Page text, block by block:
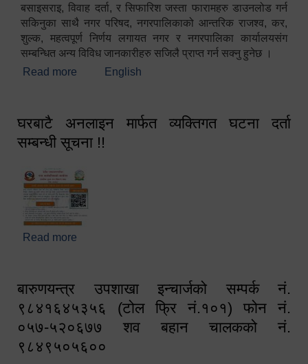
बसाइसराइ, विवाह दर्ता, र सिफारिश जस्ता फारामहरु डाउनलोड गर्न
सकिनुका साथै नगर परिषद, नगरपालिकाको आन्तरिक राजश्व, कर,
शुल्क, महत्वपूर्ण निर्णय लगायत नगर र नगरपालिका कार्यालयसंग
सम्बन्धित अन्य विविध जानकारीहरु सजिलै प्राप्त गर्न सक्नु हुनेछ ।
Read more about स्वागतम!!!
English
घरबाटै अनलाइन मार्फत व्यक्तिगत घटना दर्ता
सम्बन्धी सूचना !!
Read more
बारुणयन्त्र उपशाखा इन्चार्जको सम्पर्क नं.
९८४१६४५३५६ (टोल फ्रि नं.१०१) फोन नं.
०५७-५२०६७७ शव बहान चालकको नं.
९८४९५०५६००